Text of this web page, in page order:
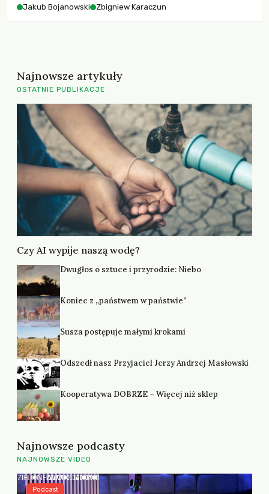
ograniczania emisji metanu i amoniaku oraz rozbudowane
Jakub Bojanowski Zbigniew Karaczun
Najnowsze artykuły
OSTATNIE PUBLIKACJE
Czy AI wypije naszą wodę?
Dwugłos o sztuce i przyrodzie: Niebo
Koniec z „państwem w państwie”
Susza postępuje małymi krokami
Odszedł nasz Przyjaciel Jerzy Andrzej Masłowski
Kooperatywa DOBRZE – Więcej niż sklep
Najnowsze podcasty
NAJNOWSZE VIDEO
Podcast